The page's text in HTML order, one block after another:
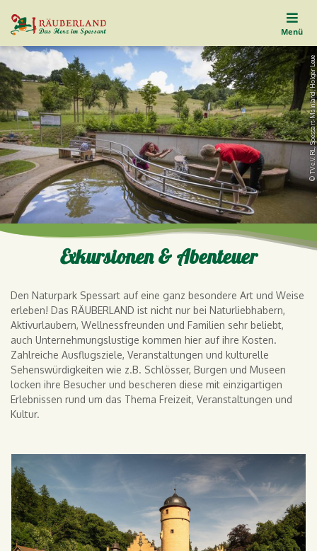
Menü
© TV e.V. RL, Spessart-Mainland, Holger Leue
Exkursionen & Abenteuer
Den Naturpark Spessart auf eine ganz besondere Art und Weise
erleben! Das RÄUBERLAND ist nicht nur bei Naturliebhabern,
Aktivurlaubern, Wellnessfreunden und Familien sehr beliebt,
auch Unternehmungslustige kommen hier auf ihre Kosten.
Zahlreiche Ausflugsziele, Veranstaltungen und kulturelle
Sehenswürdigkeiten wie z.B. Schlösser, Burgen und Museen
locken ihre Besucher und bescheren diese mit einzigartigen
Erlebnissen rund um das Thema Freizeit, Veranstaltungen und
Kultur.